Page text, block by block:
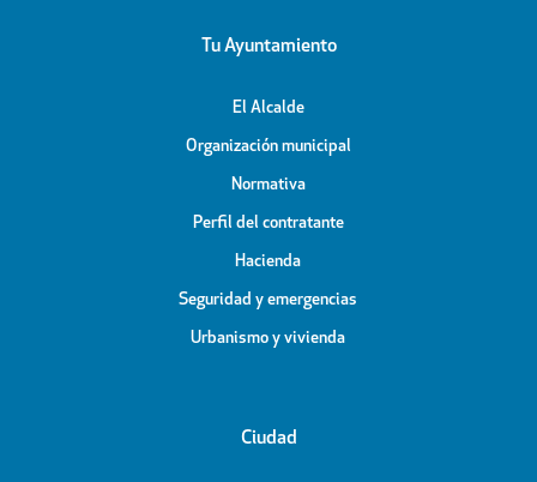
Tu Ayuntamiento
El Alcalde
Organización municipal
Normativa
Perfil del contratante
Hacienda
Seguridad y emergencias
Urbanismo y vivienda
Ciudad